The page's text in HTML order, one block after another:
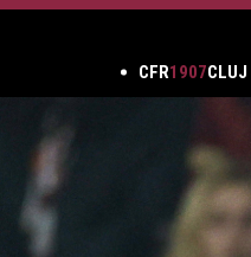
CFR1907CLUJ